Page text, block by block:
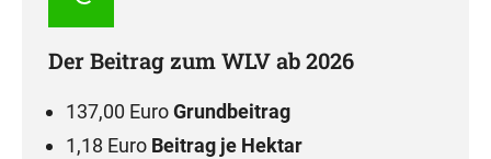
Der Beitrag zum WLV ab 2026
137,00 EuroGrundbeitrag
1,18 Euro Beitrag je Hektar